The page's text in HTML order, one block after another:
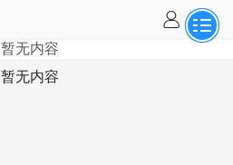
暂无内容
暂无内容